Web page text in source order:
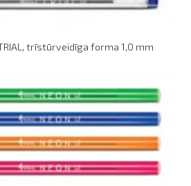
trīstūrveidīga forma 1,0 mm